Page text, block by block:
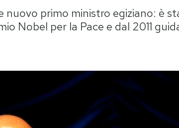
nuovo primo ministro egiziano: è
Nobel per la Pace e dal 2011